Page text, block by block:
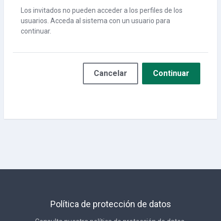
Los invitados no pueden acceder a los perfiles de los
usuarios. Acceda al sistema con un usuario para
continuar.
Cancelar Continuar
Política de protección de datos